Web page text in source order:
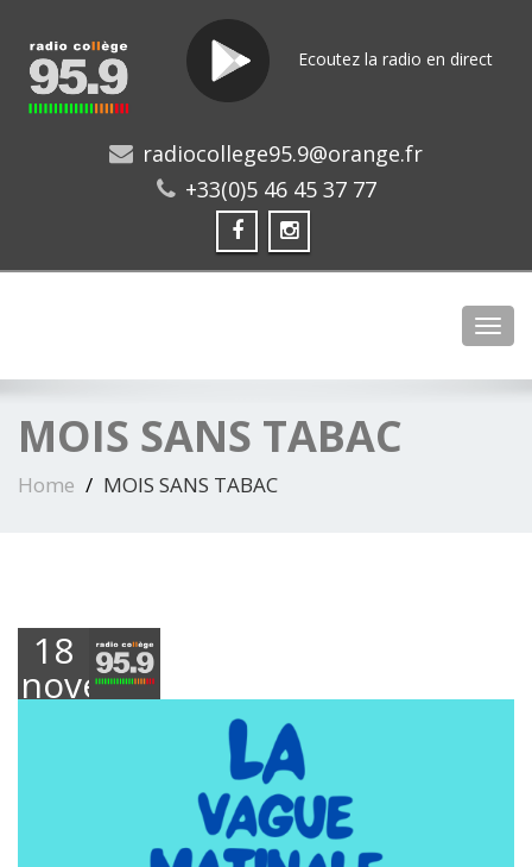
Ecoutez la radio en direct
radiocollege95.9@orange.fr
+33(0)5 46 45 37 77
MOIS SANS TABAC
Home MOIS SANS TABAC
18
novembre